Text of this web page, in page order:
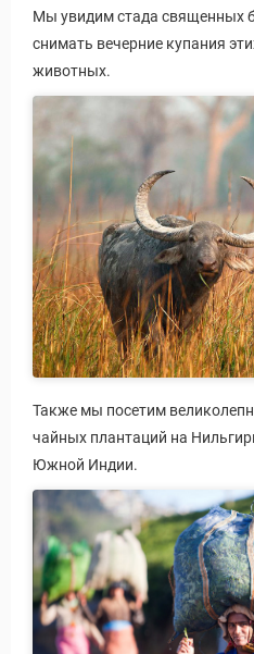
Мы увидим стада священных
снимать вечерние купания
животных.
Также мы посетим
чайных плантаций на
Южной Индии.